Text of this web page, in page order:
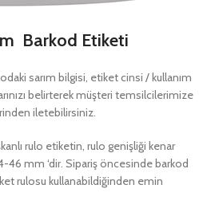
Barkod Etiketi
sarım bilgisi, etiket cinsi / kullanım
belirterek müşteri temsilcilerimize
iletebilirsiniz.
rulo etiketin, rulo genişliği kenar
46 mm ‘dir. Sipariş öncesinde barkod
rulosu kullanabildiğinden emin